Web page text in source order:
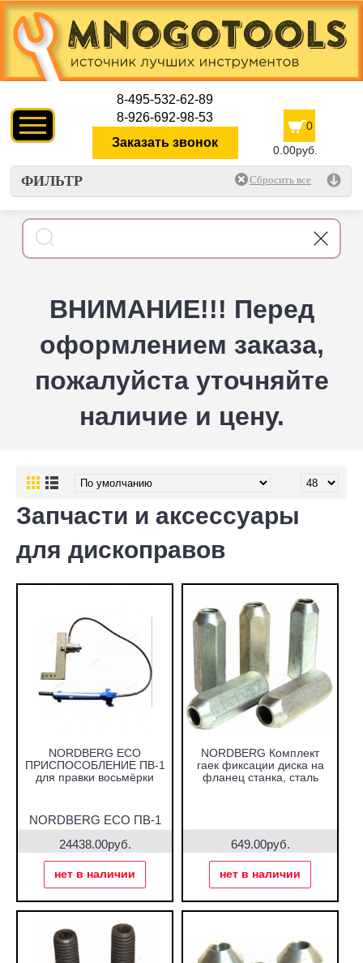
8-495-532-62-89
8-926-692-98-53
Заказать звонок
0
0.00руб.
ФИЛЬТР
ВНИМАНИЕ!!! Перед
оформлением заказа,
пожалуйста уточняйте
наличие и цену.
Запчасти и аксессуары
для дископравов
NORDBERG ECO
ПРИСПОСОБЛЕНИЕ ПВ-1
для правки восьмёрки
NORDBERG ECO ПВ-1
24438.00руб.
нет в наличии
NORDBERG Комплект
гаек фиксации диска на
фланец станка, сталь
649.00руб.
нет в наличии